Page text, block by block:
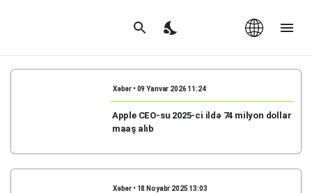
Xəbər • 09 Yanvar 2026 11:24
Apple CEO-su 2025-ci ildə 74 milyon dollar
maaş alıb
Xəbər • 18 Noyabr 2025 13:03